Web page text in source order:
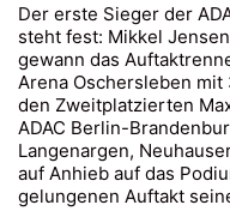
Der erste Sieger der
steht fest: Mikkel
gewann das
Arena Oschersleben
den Zweitplatzierten
ADAC Berlin-
Langenargen,
auf Anhieb auf das
gelungenen Auftakt